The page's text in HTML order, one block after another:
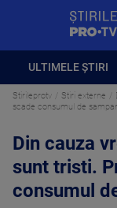
ULTIMELE ȘTIRI
Stirileprotv Stiri externe
scade consumul de
Din cauza
sunt tristi.
consumul